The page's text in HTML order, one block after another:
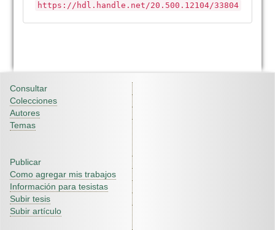
https://hdl.handle.net/20.500.12104/33804
Consultar
Colecciones
Autores
Temas
Publicar
Como agregar mis trabajos
Información para tesistas
Subir tesis
Subir artículo